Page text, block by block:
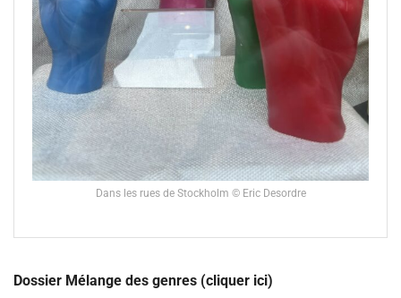
Dans les rues de Stockholm © Eric Desordre
Dossier Mélange des genres (cliquer ici)